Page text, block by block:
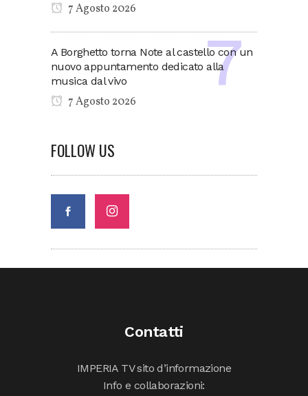
7 Agosto 2026
A Borghetto torna Note al castello con un
nuovo appuntamento dedicato alla
musica dal vivo
7 Agosto 2026
FOLLOW US
Contatti
IMPERIA TV sito d’informazione
Info e collaborazioni: